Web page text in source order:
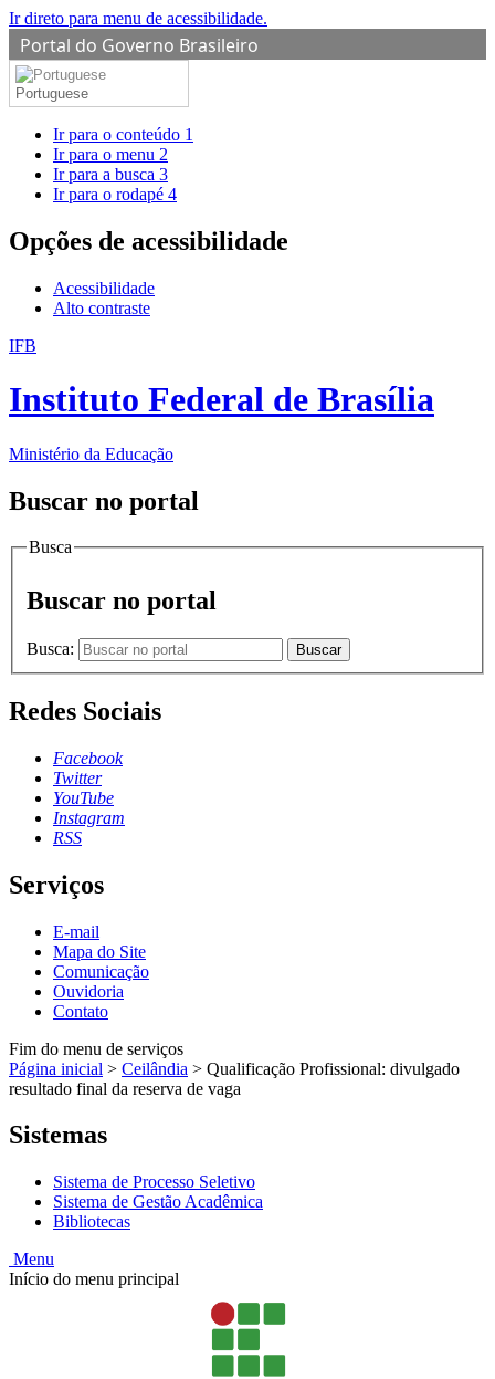
Ir direto para menu de acessibilidade.
Portal do Governo Brasileiro
Portuguese
Ir para o conteúdo 1
Ir para o menu 2
Ir para a busca 3
Ir para o rodapé 4
Opções de acessibilidade
Acessibilidade
Alto contraste
IFB
Instituto Federal de Brasília
Ministério da Educação
Buscar no portal
Busca
Buscar no portal
Busca: Buscar
Redes Sociais
Facebook
Twitter
YouTube
Instagram
RSS
Serviços
E-mail
Mapa do Site
Comunicação
Ouvidoria
Contato
Fim do menu de serviços
Página inicial > Ceilândia > Qualificação Profissional: divulgado
resultado final da reserva de vaga
Sistemas
Sistema de Processo Seletivo
Sistema de Gestão Acadêmica
Bibliotecas
Menu
Início do menu principal